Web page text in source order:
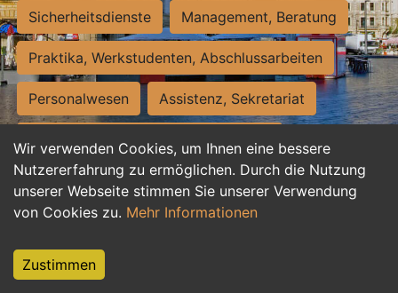
Wir verwenden Cookies, um Ihnen eine bessere
Nutzererfahrung zu ermöglichen. Durch die Nutzung
unserer Webseite stimmen Sie unserer Verwendung
von Cookies zu. Mehr Informationen
Zustimmen
Sicherheitsdienste Management, Beratung
Praktika, Werkstudenten, Abschlussarbeiten
Personalwesen Assistenz, Sekretariat
Hilfskräfte, Aushilfs- und Nebenjobs
Einkauf, Logistik, Materialwirtschaft
Weiterbildung, Studium, duale Ausbildung
Tourismus